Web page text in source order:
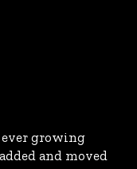
growing
and moved